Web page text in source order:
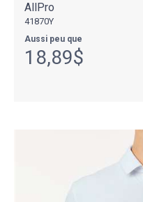
AllPro
41870Y
Aussi peu que
18,89$